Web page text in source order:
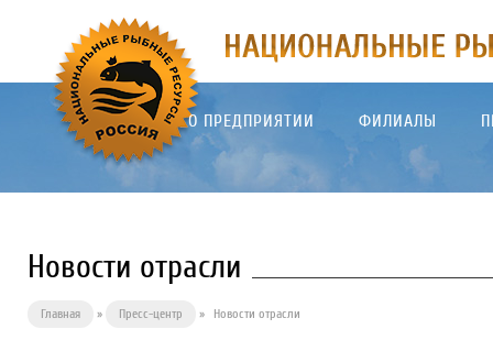
О ПРЕДПРИЯТИИ ФИЛИАЛЫ
Новости отрасли
Главная » Пресс-центр » Новости отрасли